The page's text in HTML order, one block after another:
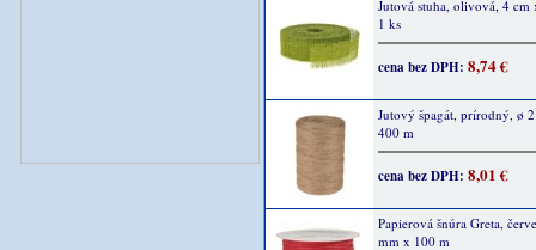
Jutová stuha, olivová, 4 cm
1 ks
cena bez DPH: 8,74 €
Jutový špagát, prírodný, ø
400 m
cena bez DPH: 8,01 €
Papierová šnúra Greta,
mm x 100 m